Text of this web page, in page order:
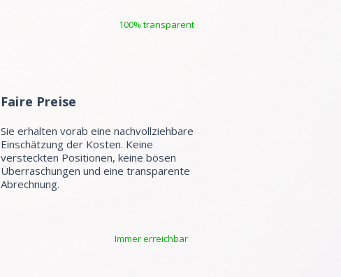
100% transparent
Faire Preise
Sie erhalten vorab eine nachvollziehbare
Einschätzung der Kosten. Keine
versteckten Positionen, keine bösen
Überraschungen und eine transparente
Abrechnung.
Immer erreichbar